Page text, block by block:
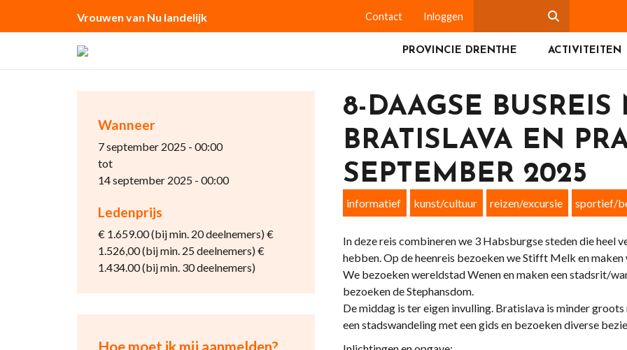
Vrouwen van Nu landelijk Contact Inloggen
PROVINCIE DRENTHE ACTIVITEITEN
Wanneer
7 september 2025 - 00:00
tot
14 september 2025 - 00:00
Ledenprijs
€ 1.659.00 (bij min. 20 deelnemers) €
1.526,00 (bij min. 25 deelnemers) €
1.434.00 (bij min. 30 deelnemers)
Hoe moet ik mij aanmelden?
8-DAAGSE
BRATISLAVA EN
SEPTEMBER 2025
informatief kunst/cultuur reizen/excursie sportief/
In deze reis combineren we 3 Habsburgse steden die heel
hebben. Op de heenreis bezoeken we Stifft Melk en
We bezoeken wereldstad Wenen en maken een stadsrit/
bezoeken de Stephansdom.
De middag is ter eigen invulling. Bratislava is minder
een stadswandeling met een gids en bezoeken diverse